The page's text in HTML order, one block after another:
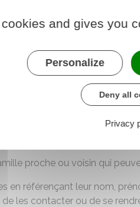
seules ou en couple à leur
inaptes au travail
ou en couple et
compensatrice pour tierce
de la qualité de travailleur
d’aide à domicile ou
proche ou voisin qui
en référençant leur nom,
les contacter ou de se
and gives you
Personalize
Deny all
Privacy